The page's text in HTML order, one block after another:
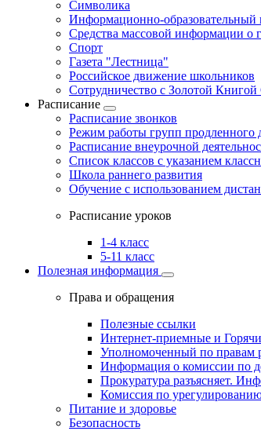
Символика
Информационно-образовательный
Средства массовой информации о
Спорт
Газета "Лестница"
Российское движение школьников
Сотрудничество с Золотой Книгой
Расписание
Расписание звонков
Режим работы групп продленного
Расписание внеурочной
Список классов с указанием
Школа раннего развития
Обучение с использованием
Расписание уроков
1-4 класс
5-11 класс
Полезная информация
Права и обращения
Полезные ссылки
Интернет-приемные и
Уполномоченный по правам
Информация о комиссии по
Прокуратура разъясняет.
Комиссия по
Питание и здоровье
Безопасность